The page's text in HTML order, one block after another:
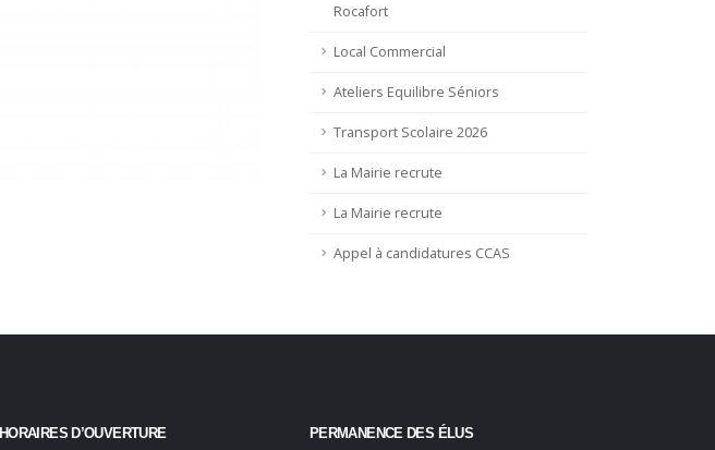
Rocafort
Local Commercial
Ateliers Equilibre Séniors
Transport Scolaire 2026
La Mairie recrute
La Mairie recrute
Appel à candidatures CCAS
HORAIRES D’OUVERTURE PERMANENCE DES ÉLUS